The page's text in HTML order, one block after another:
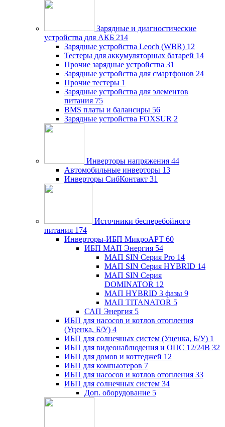
Зарядные и диагностические
устройства для АКБ 214
Зарядные устройства Leoch (WBR) 12
Тестеры для аккумуляторных батарей 14
Прочие зарядные устройства 31
Зарядные устройства для смартфонов 24
Прочие тестеры 1
Зарядные устройства для элементов
питания 75
BMS платы и балансиры 56
Зарядные устройства FOXSUR 2
Инверторы напряжения 44
Автомобильные инверторы 13
Инверторы СибКонтакт 31
Источники бесперебойного
питания 174
Инверторы-ИБП МикроАРТ 60
ИБП МАП Энергия 54
МАП SIN Серия Pro 14
МАП SIN Серия HYBRID 14
МАП SIN Серия
DOMINATOR 12
МАП HYBRID 3 фазы 9
МАП TITANATOR 5
САП Энергия 5
ИБП для насосов и котлов отопления
(Уценка, Б/У) 4
ИБП для солнечных систем (Уценка, Б/У) 1
ИБП для видеонаблюдения и ОПС 12/24В 32
ИБП для домов и коттеджей 12
ИБП для компьютеров 7
ИБП для насосов и котлов отопления 33
ИБП для солнечных систем 34
Доп. оборудование 5